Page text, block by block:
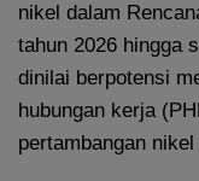
nikel dalam
tahun 2026 hingga
dinilai berpotensi
hubungan kerja
pertambangan